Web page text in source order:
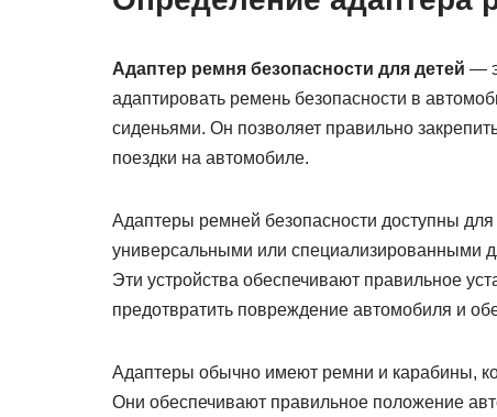
Адаптер ремня безопасности для детей —
адаптировать ремень безопасности в
сиденьями. Он позволяет правильно
поездки на автомобиле.
Адаптеры ремней безопасности доступны
универсальными или специализированными
Эти устройства обеспечивают правильное
предотвратить повреждение автомобиля и
Адаптеры обычно имеют ремни и карабины,
Они обеспечивают правильное положение